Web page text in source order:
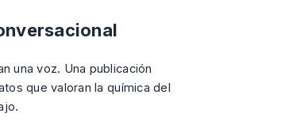
una voz. Una publicación
que valoran la química del